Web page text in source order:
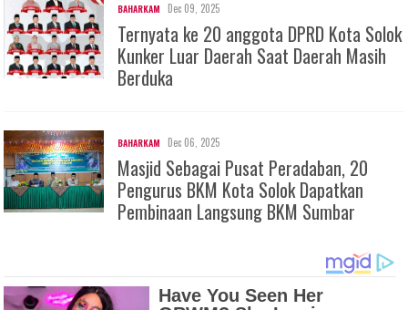
BAHARKAM Dec 09, 2025
Ternyata ke 20 anggota DPRD Kota Solok
Kunker Luar Daerah Saat Daerah Masih
Berduka
BAHARKAM Dec 06, 2025
Masjid Sebagai Pusat Peradaban, 20
Pengurus BKM Kota Solok Dapatkan
Pembinaan Langsung BKM Sumbar